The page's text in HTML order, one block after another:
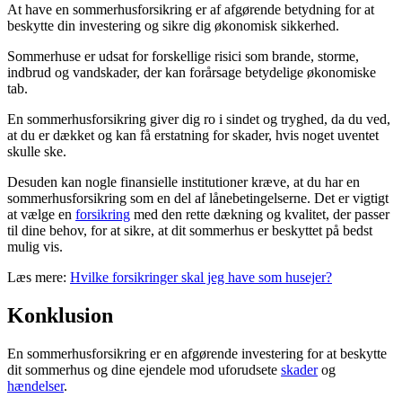
At have en sommerhusforsikring er af afgørende betydning for at
beskytte din investering og sikre dig økonomisk sikkerhed.
Sommerhuse er udsat for forskellige risici som brande, storme,
indbrud og vandskader, der kan forårsage betydelige økonomiske
tab.
En sommerhusforsikring giver dig ro i sindet og tryghed, da du ved,
at du er dækket og kan få erstatning for skader, hvis noget uventet
skulle ske.
Desuden kan nogle finansielle institutioner kræve, at du har en
sommerhusforsikring som en del af lånebetingelserne. Det er vigtigt
at vælge en forsikring med den rette dækning og kvalitet, der passer
til dine behov, for at sikre, at dit sommerhus er beskyttet på bedst
mulig vis.
Læs mere: Hvilke forsikringer skal jeg have som husejer?
Konklusion
En sommerhusforsikring er en afgørende investering for at beskytte
dit sommerhus og dine ejendele mod uforudsete skaderog
hændelser.